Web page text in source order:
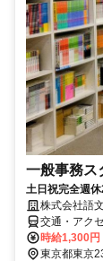
一般事務ス
土日祝完全週
株式会社語
交通・アク
時給1,300円
東京都東京